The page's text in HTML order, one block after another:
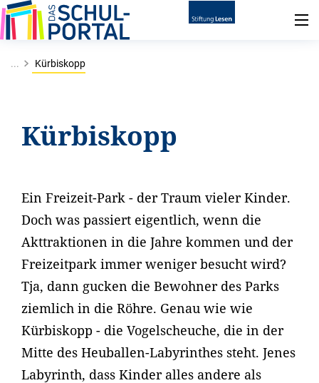
... Kürbiskopp
Kürbiskopp
Ein Freizeit-Park - der Traum vieler Kinder.
Doch was passiert eigentlich, wenn die
Akttraktionen in die Jahre kommen und der
Freizeitpark immer weniger besucht wird?
Tja, dann gucken die Bewohner des Parks
ziemlich in die Röhre. Genau wie wie
Kürbiskopp - die Vogelscheuche, die in der
Mitte des Heuballen-Labyrinthes steht. Jenes
Labyrinth, dass Kinder alles andere als